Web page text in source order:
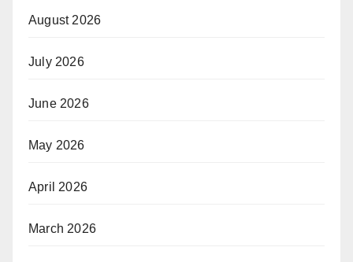
August 2026
July 2026
June 2026
May 2026
April 2026
March 2026